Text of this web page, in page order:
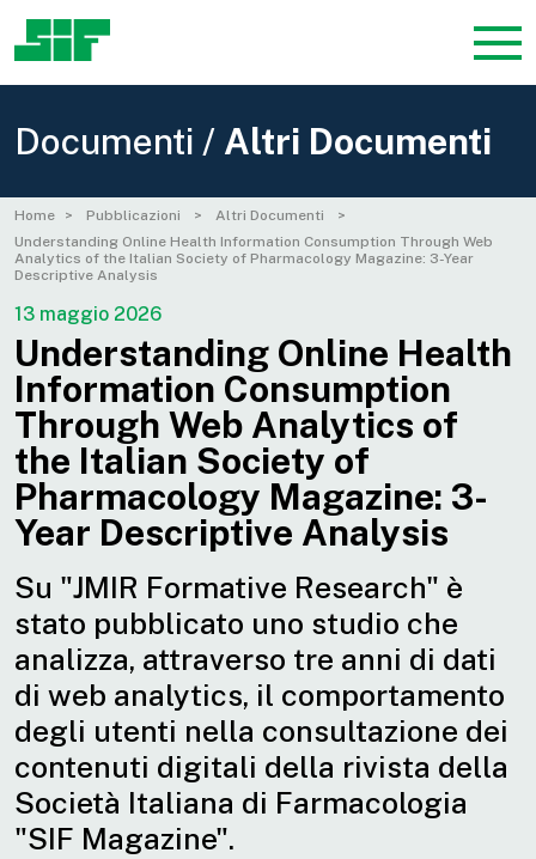
Documenti / Altri Documenti
Home Pubblicazioni
Altri Documenti
Understanding Online Health Information Consumption Through Web
Analytics of the Italian Society of Pharmacology Magazine: 3-Year
Descriptive Analysis
13 maggio 2026
Understanding Online Health
Information Consumption
Through Web Analytics of
the Italian Society of
Pharmacology Magazine: 3-
Year Descriptive Analysis
Su "JMIR Formative Research" è
stato pubblicato uno studio che
analizza, attraverso tre anni di dati
di web analytics, il comportamento
degli utenti nella consultazione dei
contenuti digitali della rivista della
Società Italiana di Farmacologia
"SIF Magazine".